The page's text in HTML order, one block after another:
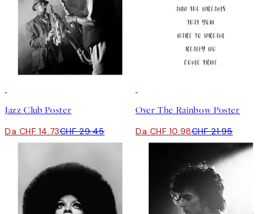
Jazz Club Poster
Da CHF 14.73CHF 29.45
Over The Rainbow Poster
Da CHF 10.98CHF 21.95